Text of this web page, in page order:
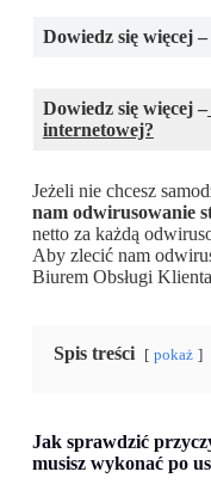
Dowiedz się więcej –
Dowiedz się więcej –
internetowej?
Jeżeli nie chcesz
nam odwirusowanie
netto za każdą
Aby zlecić nam
Biurem Obsługi
Spis treści pokaż
Jak sprawdzić
musisz wykonać po